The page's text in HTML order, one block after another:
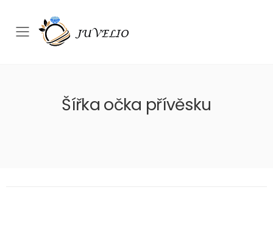
Přepínač mobilního menu
Šířka očka přívěsku